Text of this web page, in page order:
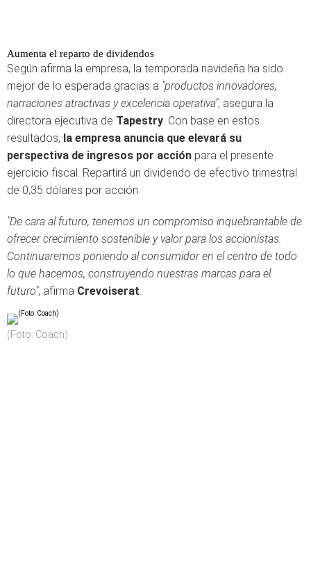
Aumenta el reparto de dividendos
Según afirma la empresa, la temporada navideña ha sido
mejor de lo esperada gracias a "productos innovadores,
narraciones atractivas y excelencia operativa", asegura la
directora ejecutiva de Tapestry. Con base en estos
resultados, la empresa anuncia que elevará su
perspectiva de ingresos por acción para el presente
ejercicio fiscal. Repartirá un dividendo de efectivo trimestral
de 0,35 dólares por acción.
"De cara al futuro, tenemos un compromiso inquebrantable de
ofrecer crecimiento sostenible y valor para los accionistas.
Continuaremos poniendo al consumidor en el centro de todo
lo que hacemos, construyendo nuestras marcas para el
futuro", afirma Crevoiserat.
(Foto: Coach)